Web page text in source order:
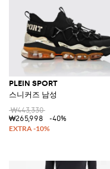
PLEIN SPORT
스니커즈 남성
₩443,330
₩265,998
-40%